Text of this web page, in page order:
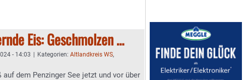
Eis: Geschmolzen …
- 14:03 Kategorien: Altlandkreis WS,
auf dem Penzinger See jetzt und vor über